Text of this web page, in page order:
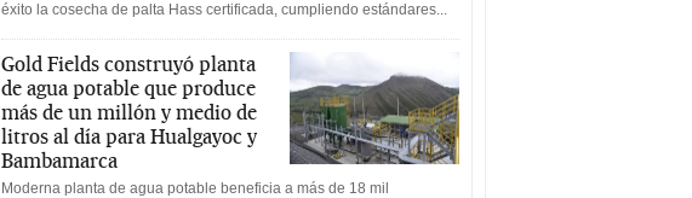
éxito la cosecha de palta Hass certificada, cumpliendo estándares...
Gold Fields construyó planta
de agua potable que produce
más de un millón y medio de
litros al día para Hualgayoc y
Bambamarca
Moderna planta de agua potable beneficia a más de 18 mil